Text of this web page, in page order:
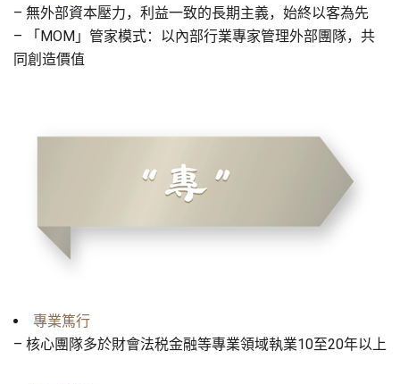
– 無外部資本壓力，利益一致的長期主義，始終以客為先
– 「MOM」管家模式：以內部行業專家管理外部團隊，共
同創造價值
專業篤行
– 核心團隊多於財會法税金融等專業領域執業10至20年以上